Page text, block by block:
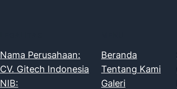
Nama Perusahaan:
CV. Gitech Indonesia
NIB:
Beranda
Tentang Kami
Galeri